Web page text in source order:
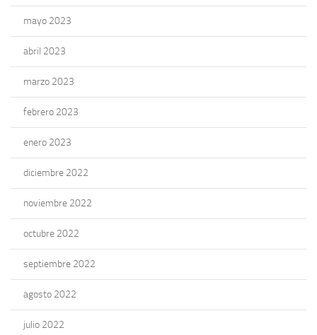
mayo 2023
abril 2023
marzo 2023
febrero 2023
enero 2023
diciembre 2022
noviembre 2022
octubre 2022
septiembre 2022
agosto 2022
julio 2022